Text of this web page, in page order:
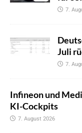
7.
Juli
7.
Infineon und
KI-Cockpits
7. August 2026